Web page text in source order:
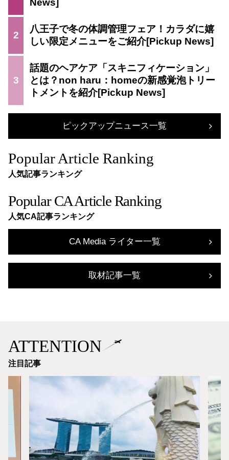
2
八王子で冬の体調管理フェア！カラダに嬉
しい限定メニューをご紹介
3
話題のヘアケア「スキニフィケーション」
とは？non haru：homeの新感覚泡トリー
トメントを紹介
ピックアップニュース一覧
Popular Article Ranking
人気記事ランキング
Popular CA Article Ranking
人気CA記事ランキング
CA Media ライター一覧
取材記事一覧
ATTENTION
注目記事